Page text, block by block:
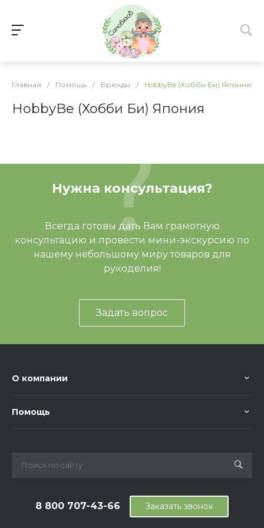
Главная / Помощь / Бренды / HobbyBe (Хобби Би) Япония
HobbyBe (Хобби Би) Япония
Нужна консультация?
Всегда готовы дать Вам грамотную
консультацию и провести мини-экскурсию по
нашему небольшому миру товаров для
рукоделия!
Задать вопрос
О компании
Помощь
8 800 707-43-66 Заказать звонок